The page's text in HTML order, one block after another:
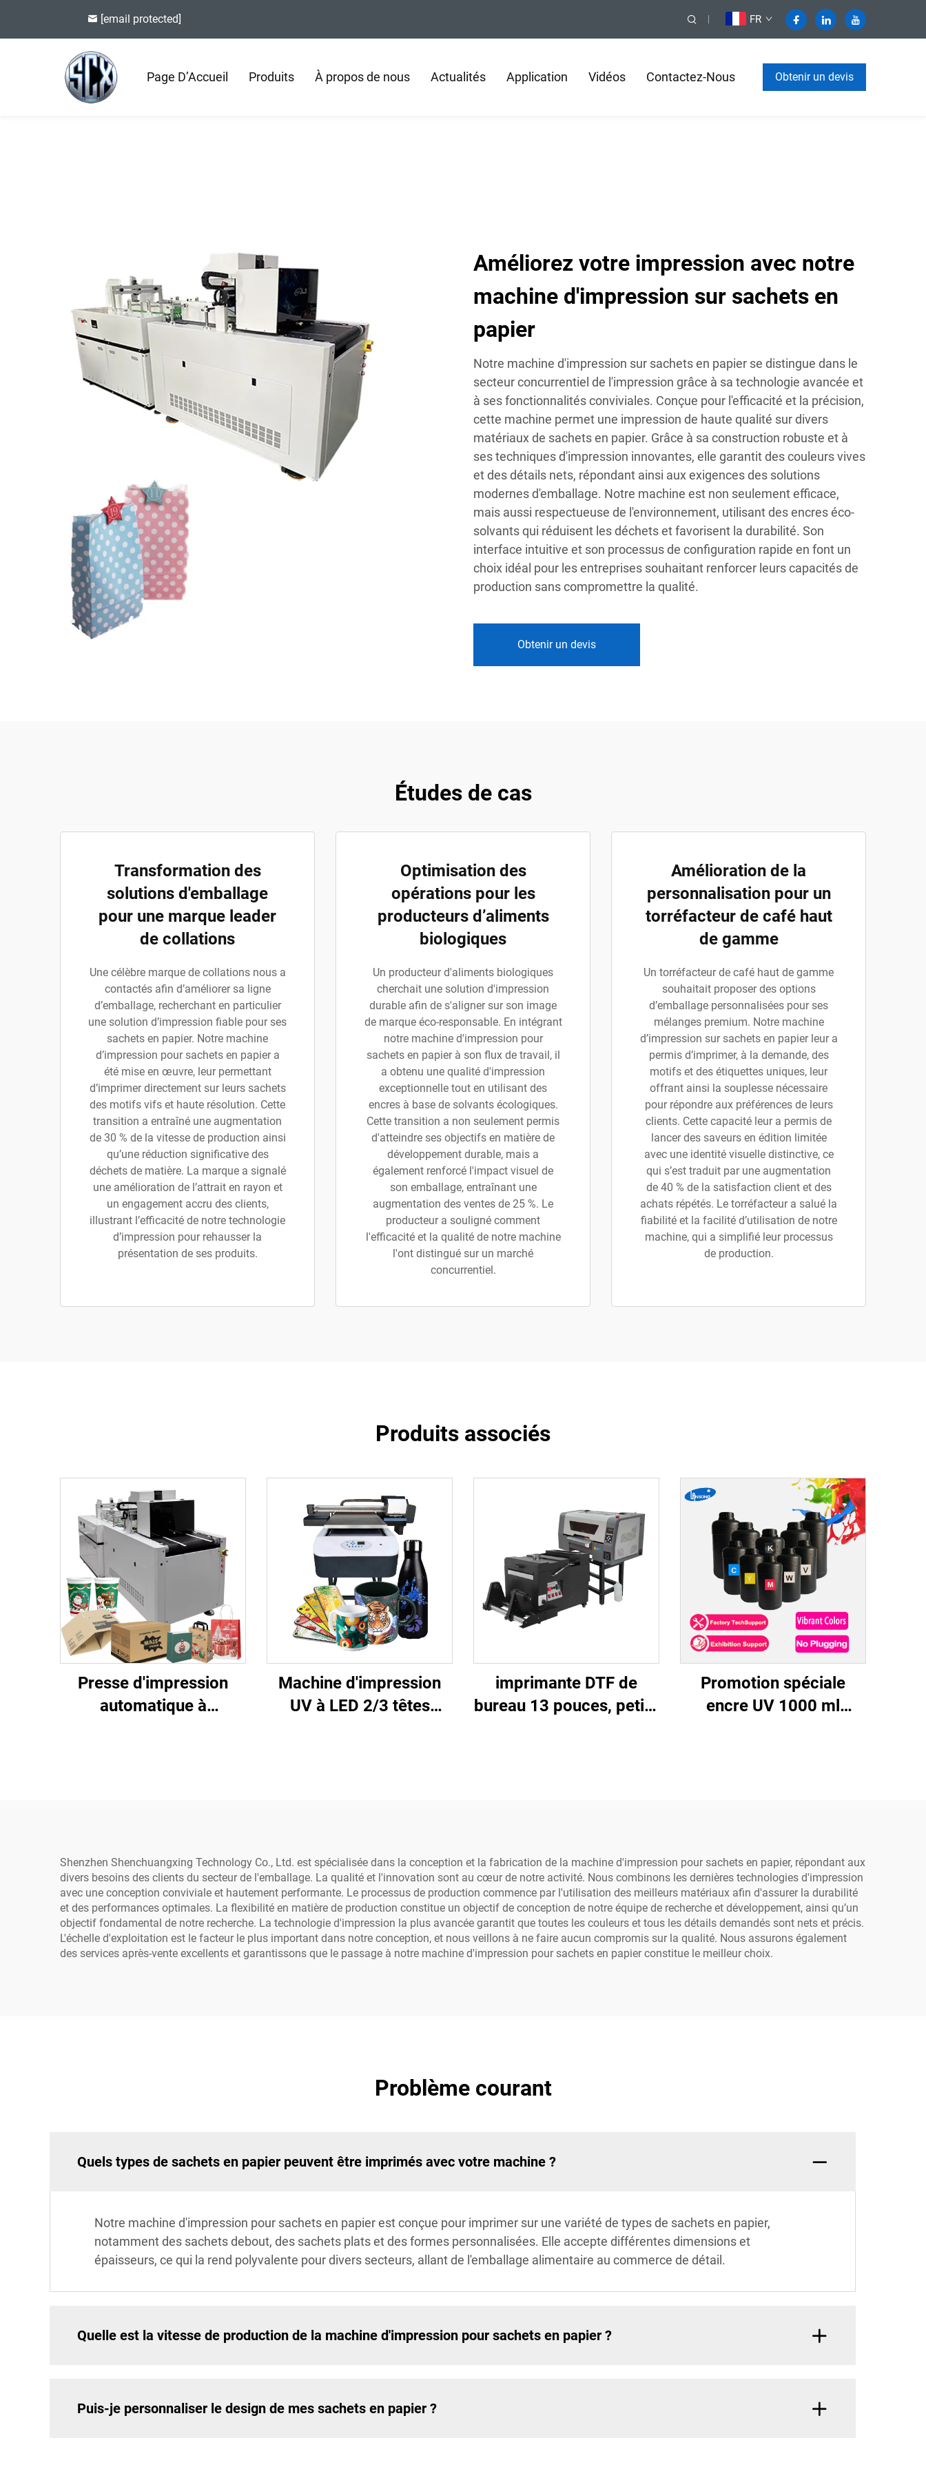
[email protected] FR
Page D’Accueil Produits À propos de nous Actualités Application Vidéos Contactez-Nous Obtenir un devis
Améliorez votre impression avec notre
machine d'impression sur sachets en
papier
Notre machine d'impression sur sachets en papier se distingue dans le
secteur concurrentiel de l'impression grâce à sa technologie avancée et
à ses fonctionnalités conviviales. Conçue pour l'efficacité et la précision,
cette machine permet une impression de haute qualité sur divers
matériaux de sachets en papier. Grâce à sa construction robuste et à
ses techniques d'impression innovantes, elle garantit des couleurs vives
et des détails nets, répondant ainsi aux exigences des solutions
modernes d'emballage. Notre machine est non seulement efficace,
mais aussi respectueuse de l'environnement, utilisant des encres éco-
solvants qui réduisent les déchets et favorisent la durabilité. Son
interface intuitive et son processus de configuration rapide en font un
choix idéal pour les entreprises souhaitant renforcer leurs capacités de
production sans compromettre la qualité.
Obtenir un devis
Études de cas
Transformation des
solutions d'emballage
pour une marque leader
de collations
Une célèbre marque de collations nous a
contactés afin d’améliorer sa ligne
d’emballage, recherchant en particulier
une solution d’impression fiable pour ses
sachets en papier. Notre machine
d’impression pour sachets en papier a
été mise en œuvre, leur permettant
d’imprimer directement sur leurs sachets
des motifs vifs et haute résolution. Cette
transition a entraîné une augmentation
de 30 % de la vitesse de production ainsi
qu’une réduction significative des
déchets de matière. La marque a signalé
une amélioration de l’attrait en rayon et
un engagement accru des clients,
illustrant l’efficacité de notre technologie
d’impression pour rehausser la
présentation de ses produits.
Optimisation des
opérations pour les
producteurs d’aliments
biologiques
Un producteur d'aliments biologiques
cherchait une solution d'impression
durable afin de s'aligner sur son image
de marque éco-responsable. En intégrant
notre machine d'impression pour
sachets en papier à son flux de travail, il
a obtenu une qualité d'impression
exceptionnelle tout en utilisant des
encres à base de solvants écologiques.
Cette transition a non seulement permis
d'atteindre ses objectifs en matière de
développement durable, mais a
également renforcé l'impact visuel de
son emballage, entraînant une
augmentation des ventes de 25 %. Le
producteur a souligné comment
l'efficacité et la qualité de notre machine
l'ont distingué sur un marché
concurrentiel.
Amélioration de la
personnalisation pour un
torréfacteur de café haut
de gamme
Un torréfacteur de café haut de gamme
souhaitait proposer des options
d’emballage personnalisées pour ses
mélanges premium. Notre machine
d’impression sur sachets en papier leur a
permis d’imprimer, à la demande, des
motifs et des étiquettes uniques, leur
offrant ainsi la souplesse nécessaire
pour répondre aux préférences de leurs
clients. Cette capacité leur a permis de
lancer des saveurs en édition limitée
avec une identité visuelle distinctive, ce
qui s’est traduit par une augmentation
de 40 % de la satisfaction client et des
achats répétés. Le torréfacteur a salué la
fiabilité et la facilité d’utilisation de notre
machine, qui a simplifié leur processus
de production.
Produits associés
Presse d'impression
automatique à
Machine d'impression
UV à LED 2/3 têtes
imprimante DTF de
bureau 13 pouces, petite
Promotion spéciale
encre UV 1000 ml
numérique UV
Shenzhen Shenchuangxing Technology Co., Ltd. est spécialisée dans la conception et la fabrication de la machine d'impression pour sachets en papier, répondant aux
divers besoins des clients du secteur de l'emballage. La qualité et l'innovation sont au cœur de notre activité. Nous combinons les dernières technologies d'impression
avec une conception conviviale et hautement performante. Le processus de production commence par l'utilisation des meilleurs matériaux afin d'assurer la durabilité
et des performances optimales. La flexibilité en matière de production constitue un objectif de conception de notre équipe de recherche et développement, ainsi qu’un
objectif fondamental de notre recherche. La technologie d'impression la plus avancée garantit que toutes les couleurs et tous les détails demandés sont nets et précis.
L'échelle d'exploitation est le facteur le plus important dans notre conception, et nous veillons à ne faire aucun compromis sur la qualité. Nous assurons également
des services après-vente excellents et garantissons que le passage à notre machine d'impression pour sachets en papier constitue le meilleur choix.
Problème courant
Quels types de sachets en papier peuvent être imprimés avec votre machine ?
Notre machine d'impression pour sachets en papier est conçue pour imprimer sur une variété de types de sachets en papier,
notamment des sachets debout, des sachets plats et des formes personnalisées. Elle accepte différentes dimensions et
épaisseurs, ce qui la rend polyvalente pour divers secteurs, allant de l'emballage alimentaire au commerce de détail.
Quelle est la vitesse de production de la machine d'impression pour sachets en papier ?
Puis-je personnaliser le design de mes sachets en papier ?